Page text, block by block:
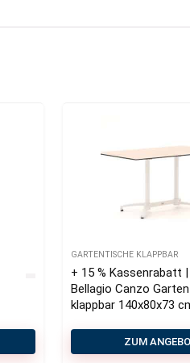
GARTENTISCHE KLAPPBAR
+ 15 % Kassenrabatt |
Bellagio Canzo
klappbar 140x80x73
ZUM